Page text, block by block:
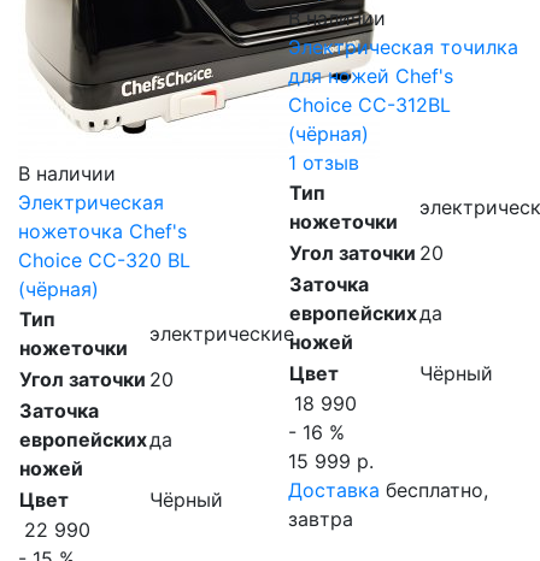
В наличии
Электрическая
ножеточка Chef's
Choice CC-320 BL
(чёрная)
Тип
ножеточки
электрические
Угол заточки 20
Заточка
европейских
ножей
да
Цвет
Чёрный
22 990
В наличии
Электрическая точилка
для ножей Chef's
Choice CC-312BL
(чёрная)
1 отзыв
Тип
ножеточки
Угол заточки 20
Заточка
европейских
ножей
да
Цвет
Чёрный
18 990
- 16 %
15 999 р.
Доставка бесплатно,
завтра